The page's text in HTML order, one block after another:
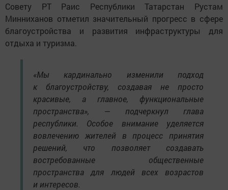
Совету РТ Раис Республики Татарстан Рустам
Минниханов отметил значительный прогресс в сфере
благоустройства и развития инфраструктуры для
отдыха и туризма.
«Мы кардинально изменили подход
к благоустройству, создавая не просто
красивые, а главное, функциональные
пространства», — подчеркнул глава
республики. Особое внимание уделяется
вовлечению жителей в процесс принятия
решений, что позволяет создавать
востребованные общественные
пространства для людей всех возрастов
и интересов.